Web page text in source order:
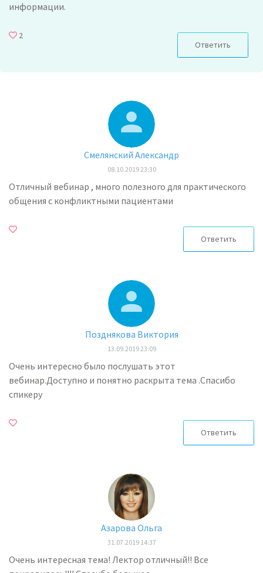
информации.
2
Ответить
Смелянский Александр
08.10.2019 23:30
Отличный вебинар , много полезного для практического
общения с конфликтными пациентами
Ответить
Позднякова Виктория
13.09.2019 23:09
Очень интересно было послушать этот
вебинар.Доступно и понятно раскрыта тема .Спасибо
спикеру
Ответить
Азарова Ольга
31.07.2019 14:37
Очень интересная тема! Лектор отличный!! Все